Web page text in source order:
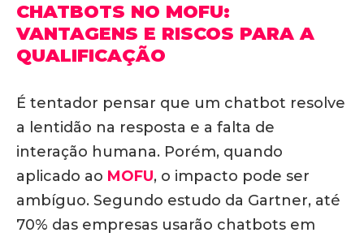
CHATBOTS NO MOFU:
VANTAGENS E RISCOS PARA A
QUALIFICAÇÃO
É tentador pensar que um chatbot resolve
a lentidão na resposta e a falta de
interação humana. Porém, quando
aplicado ao MOFU, o impacto pode ser
ambíguo. Segundo estudo da Gartner, até
70% das empresas usarão chatbots em